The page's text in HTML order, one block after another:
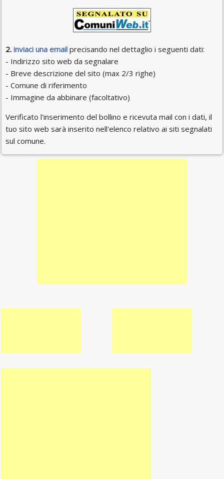
2. inviaci una emailprecisando nel dettaglio i seguenti dati:
- Indirizzo sito web da segnalare
- Breve descrizione del sito (max 2/3 righe)
- Comune di riferimento
- Immagine da abbinare (facoltativo)
Verificato l'inserimento del bollino e ricevuta mail con i dati, il
tuo sito web sarà inserito nell'elenco relativo ai siti segnalati
sul comune.